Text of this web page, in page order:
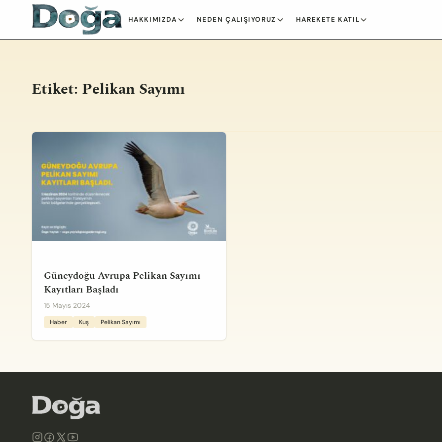
İçeriğe geç
HAKKIMIZDA NEDEN ÇALIŞIYORUZ HAREKETE KATIL
Etiket: Pelikan Sayımı
Güneydoğu Avrupa Pelikan Sayımı
Kayıtları Başladı
15 Mayıs 2024
Haber Kuş Pelikan Sayımı